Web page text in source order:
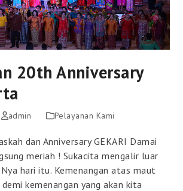
20th Anniversary
admin Pelayanan Kami
dan Anniversary GEKARI Damai
meriah ! Sukacita mengalir luar
hari itu. Kemenangan atas maut
kemenangan yang akan kita